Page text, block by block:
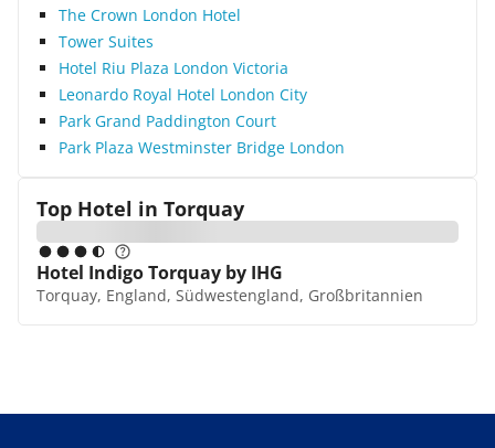
The Crown London Hotel
Tower Suites
Hotel Riu Plaza London Victoria
Leonardo Royal Hotel London City
Park Grand Paddington Court
Park Plaza Westminster Bridge London
Top Hotel in Torquay
Hotel Indigo Torquay by IHG
Torquay, England, Südwestengland, Großbritannien